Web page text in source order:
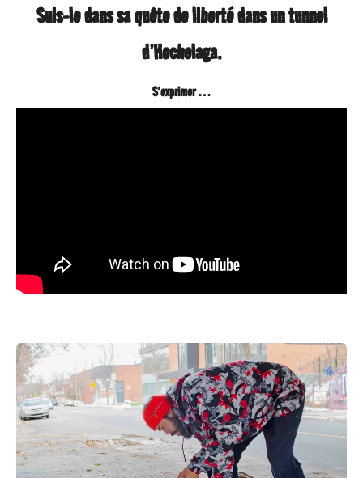
Suis-le dans sa quête de liberté dans un tunnel
d’Hochelaga.
S’exprimer …